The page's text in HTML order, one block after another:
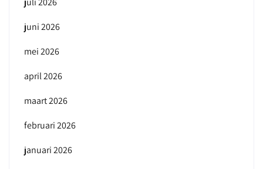
juni 2026
mei 2026
april 2026
maart 2026
februari 2026
januari 2026